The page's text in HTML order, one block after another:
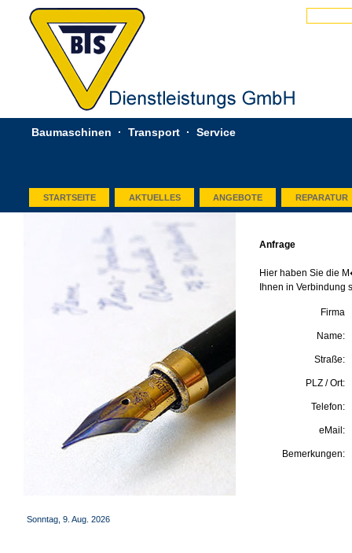
Baumaschinen · Transport · Service
STARTSEITE AKTUELLES ANGEBOTE REPARATUR
Sonntag, 9. Aug. 2026
Anfrage
Hier haben Sie die
Ihnen in Verbindung
Firma
Name:
Straße:
PLZ / Ort:
Telefon:
eMail:
Bemerkungen: